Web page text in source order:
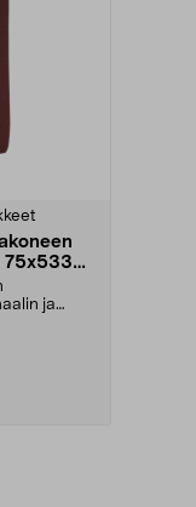
75x533
ja